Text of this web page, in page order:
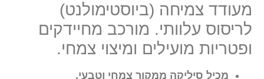
מעודד צמיחה (ביוסטימולנט)
לריסוס עלוותי. מורכב מחיידקים
ופטריות מועילים ומיצוי צמחי.
מכיל סיליקה ממקור צמחי וטבעי.